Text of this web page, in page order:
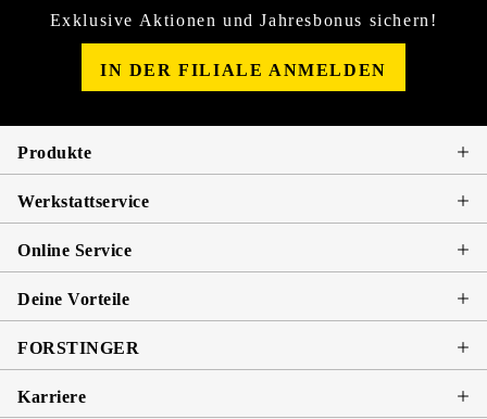
Exklusive Aktionen und Jahresbonus sichern!
IN DER FILIALE ANMELDEN
Produkte
Werkstattservice
Online Service
Deine Vorteile
FORSTINGER
Karriere